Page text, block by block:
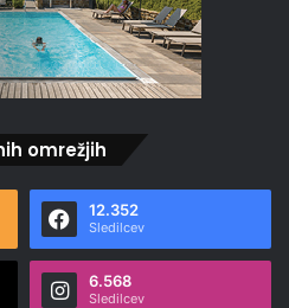
omrežjih
12.352
Sledilcev
6.568
Sledilcev